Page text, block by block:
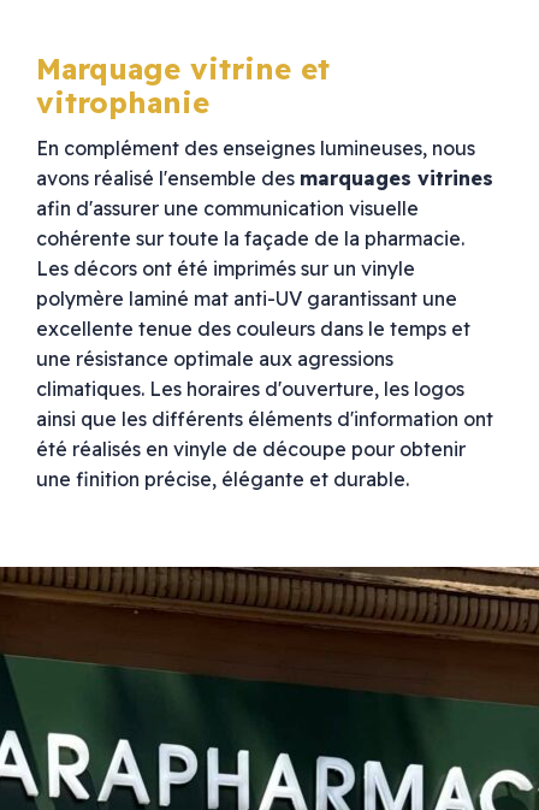
Marquage vitrine et
vitrophanie
En complément des enseignes lumineuses, nous
avons réalisé l'ensemble des marquages vitrines
afin d'assurer une communication visuelle
cohérente sur toute la façade de la pharmacie.
Les décors ont été imprimés sur un vinyle
polymère laminé mat anti-UV garantissant une
excellente tenue des couleurs dans le temps et
une résistance optimale aux agressions
climatiques. Les horaires d'ouverture, les logos
ainsi que les différents éléments d'information ont
été réalisés en vinyle de découpe pour obtenir
une finition précise, élégante et durable.